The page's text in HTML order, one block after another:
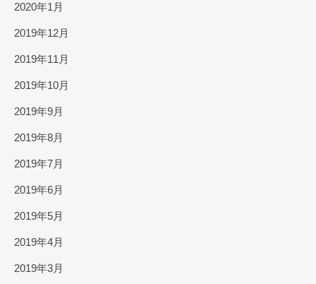
2020年1月
2019年12月
2019年11月
2019年10月
2019年9月
2019年8月
2019年7月
2019年6月
2019年5月
2019年4月
2019年3月